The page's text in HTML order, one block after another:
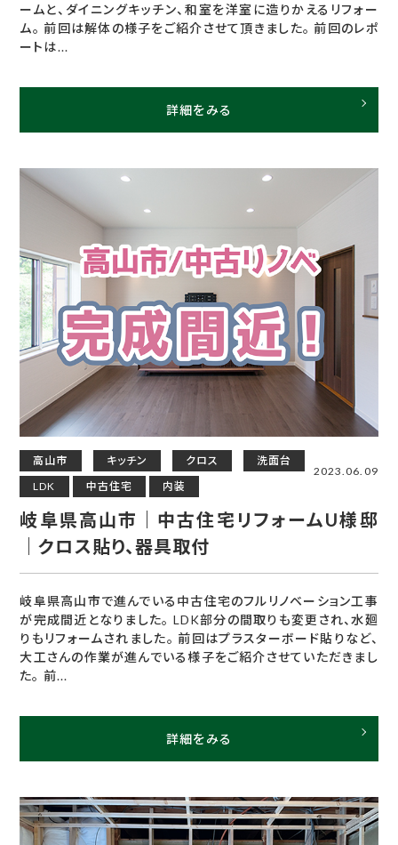
ームと、ダイニングキッチン、和室を洋室に造りかえるリフォー
ム。 前回は解体の様子をご紹介させて頂きました。 前回のレポ
ートは...
詳細をみる
高山市 キッチン クロス
洗面台
LDK
中古住宅 内装
2023.06.09
岐阜県高山市｜中古住宅リフォームU様邸
｜クロス貼り、器具取付
岐阜県高山市で進んでいる中古住宅のフルリノベーション工事
が完成間近となりました。 LDK部分の間取りも変更され、水廻
りもリフォームされました。 前回はプラスターボード貼りなど、
大工さんの作業が進んでいる様子をご紹介させていただきまし
た。 前...
詳細をみる